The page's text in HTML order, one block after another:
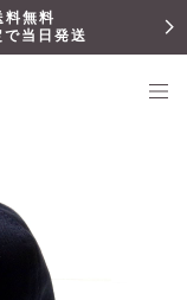
料無料
当日発送